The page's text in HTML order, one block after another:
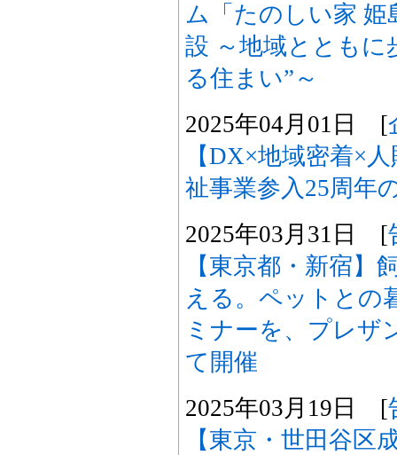
ム「たのしい家 姫
設 ～地域とともに
る住まい”～
2025年04月01日 [
【DX×地域密着×
祉事業参入25周年
2025年03月31日 [
【東京都・新宿】
える。ペットとの
ミナーを、プレザ
て開催
2025年03月19日 [
【東京・世田谷区